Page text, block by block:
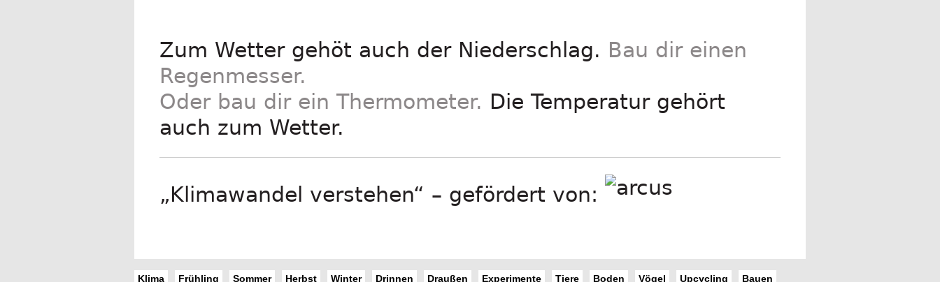
Zum Wetter gehöt auch der Niederschlag. Bau dir einen
Regenmesser.
Oder bau dir ein Thermometer. Die Temperatur gehört
auch zum Wetter.
„Klimawandel verstehen“ – gefördert von:
Klima Frühling Sommer Herbst Winter Drinnen Draußen Experimente Tiere Boden Vögel Upcycling Bauen